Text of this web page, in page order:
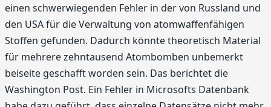
einen schwerwiegenden Fehler in der von Russland und
den USA für die Verwaltung von atomwaffenfähigen
Stoffen gefunden. Dadurch könnte theoretisch Material
für mehrere zehntausend Atombomben unbemerkt
beiseite geschafft worden sein. Das berichtet die
Washington Post. Ein Fehler in Microsofts Datenbank